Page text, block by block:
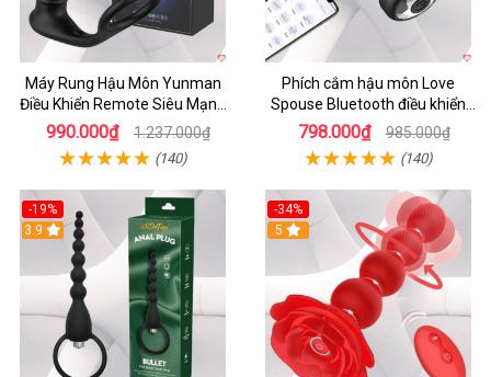
Máy Rung Hậu Môn Yunman
Điều Khiển Remote Siêu Mạnh
Kích Thích
990.000₫ 1.237.000₫
(140)
Phích cắm hậu môn Love
Spouse Bluetooth điều khiển
app an toàn tiện lợi
798.000₫ 985.000₫
(140)
-19%
3.9
-34%
5